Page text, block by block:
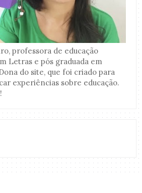
professora de educação
Letras e pós graduada em
do site, que foi criado para
experiências sobre educação.